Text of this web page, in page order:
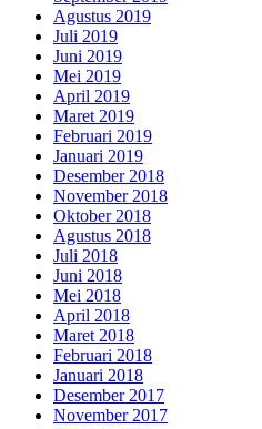
Agustus 2019
Juli 2019
Juni 2019
Mei 2019
April 2019
Maret 2019
Februari 2019
Januari 2019
Desember 2018
November 2018
Oktober 2018
Agustus 2018
Juli 2018
Juni 2018
Mei 2018
April 2018
Maret 2018
Februari 2018
Januari 2018
Desember 2017
November 2017